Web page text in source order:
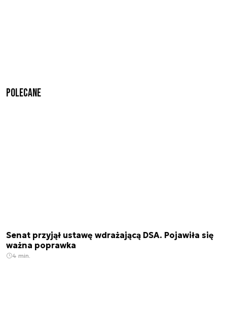
Polecane
Senat przyjął ustawę wdrażającą DSA. Pojawiła się
ważna poprawka
4 min.